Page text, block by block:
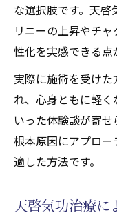
な選択肢です。天
リニーの上昇やチ
性化を実感できる点
実際に施術を受け
れ、心身ともに軽
いった体験談が寄
根本原因にアプロ
適した方法です。
天啓気功治療に